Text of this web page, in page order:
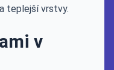
teplejší vrstvy.
v